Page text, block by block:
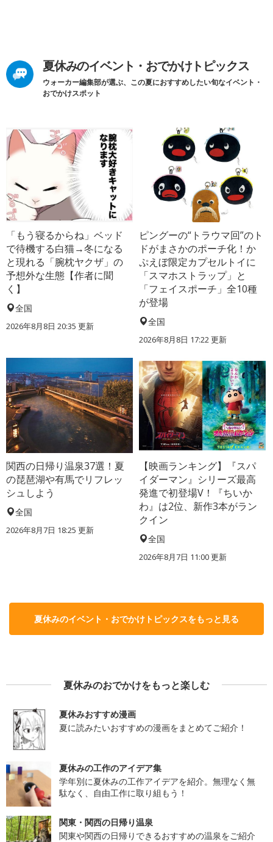
夏休みのイベント・おでかけトピックス
ウォーカー編集部が選ぶ、この夏におすすめしたい旬なイベント・
おでかけスポット
「もう寝るからね」ベッド
で待機する白猫→冬になる
と現れる「腕枕ヤクザ」の
予想外な生態【作者に聞
く】
全国
2026年8月8日 20:35 更新
ピングーの“トラウマ回”のト
ドがまさかのポーチ化！か
ぷえぼ限定カプセルトイに
「スマホストラップ」と
「フェイスポーチ」全10種
が登場
全国
2026年8月8日 17:22更新
関西の日帰り温泉37選！夏
の琵琶湖や有馬でリフレッ
シュしよう
全国
2026年8月7日 18:25 更新
【映画ランキング】『スパ
イダーマン』シリーズ最高
発進で初登場V！『ちいか
わ』は2位、新作3本がラン
クイン
全国
2026年8月7日 11:00更新
夏休みのイベント・おでかけトピックスをもっと見る
夏休みのおでかけをもっと楽しむ
夏休みおすすめ漫画
夏に読みたいおすすめの漫画をまとめてご紹介！
夏休みの工作のアイデア集
学年別に夏休みの工作アイデアを紹介。無理なく無
駄なく、自由工作に取り組もう！
関東・関西の日帰り温泉
関東や関西の日帰りできるおすすめの温泉をご紹介